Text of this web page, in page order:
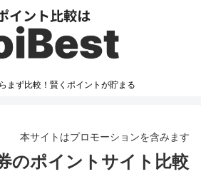
まず比較！賢くポイントが貯まる
本サイトはプロモーションを含みます
のポイントサイト比較